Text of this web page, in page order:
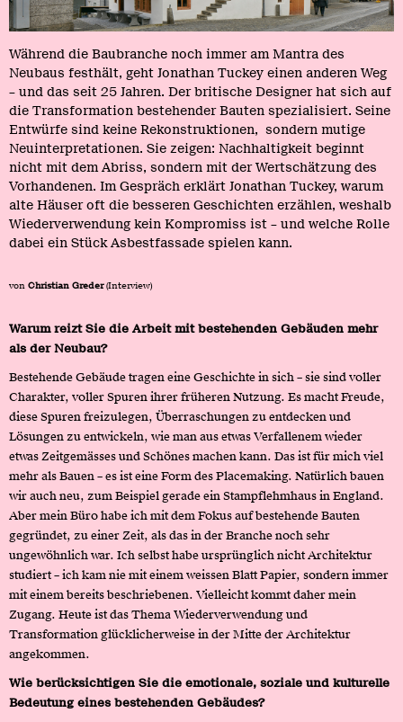
Während die Baubranche noch immer am Mantra des
Neubaus festhält, geht Jonathan Tuckey einen anderen Weg
– und das seit 25 Jahren. Der britische Designer hat sich auf
die Transformation bestehender Bauten spezialisiert. Seine
Entwürfe sind keine Rekonstruktionen, sondern mutige
Neuinterpretationen. Sie zeigen: Nachhaltigkeit beginnt
nicht mit dem Abriss, sondern mit der Wertschätzung des
Vorhandenen. Im Gespräch erklärt Jonathan Tuckey, warum
alte Häuser oft die besseren Geschichten erzählen, weshalb
Wiederverwendung kein Kompromiss ist – und welche Rolle
dabei ein Stück Asbestfassade spielen kann.
von Christian Greder(Interview)
Warum reizt Sie die Arbeit mit bestehenden Gebäuden mehr
als der Neubau?
Bestehende Gebäude tragen eine Geschichte in sich – sie sind voller
Charakter, voller Spuren ihrer früheren Nutzung. Es macht Freude,
diese Spuren freizulegen, Überraschungen zu entdecken und
Lösungen zu entwickeln, wie man aus etwas Verfallenem wieder
etwas Zeitgemässes und Schönes machen kann. Das ist für mich viel
mehr als Bauen – es ist eine Form des Placemaking. Natürlich bauen
wir auch neu, zum Beispiel gerade ein Stampflehmhaus in England.
Aber mein Büro habe ich mit dem Fokus auf bestehende Bauten
gegründet, zu einer Zeit, als das in der Branche noch sehr
ungewöhnlich war. Ich selbst habe ursprünglich nicht Architektur
studiert – ich kam nie mit einem weissen Blatt Papier, sondern immer
mit einem bereits beschriebenen. Vielleicht kommt daher mein
Zugang. Heute ist das Thema Wiederverwendung und
Transformation glücklicherweise in der Mitte der Architektur
angekommen.
Wie berücksichtigen Sie die emotionale, soziale und kulturelle
Bedeutung eines bestehenden Gebäudes?